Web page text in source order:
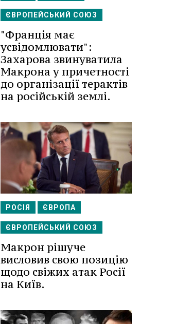
ЄВРОПЕЙСЬКИЙ СОЮЗ
"Франція має
усвідомлювати":
Захарова звинуватила
Макрона у причетності
до організації терактів
на російській землі.
РОСІЯ ЄВРОПА
ЄВРОПЕЙСЬКИЙ СОЮЗ
Макрон рішуче
висловив свою позицію
щодо свіжих атак Росії
на Київ.